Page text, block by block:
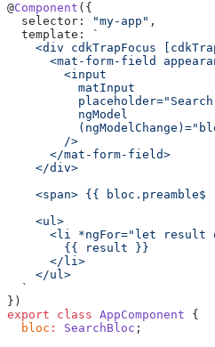
@Component ({
  selector:
"my-app" ,
  template:
`
<div cdkTrapFocus
<mat-form-field
        <input
          matInput
          ngModel
        />
      </mat-form-field>
    </div>
<span> {{ bloc.preamble$
    <ul>
<li *ngFor="let result
        {{ result }}
      </li>
    </ul>
  `
})
export class AppComponent {
  bloc
: SearchBloc ;